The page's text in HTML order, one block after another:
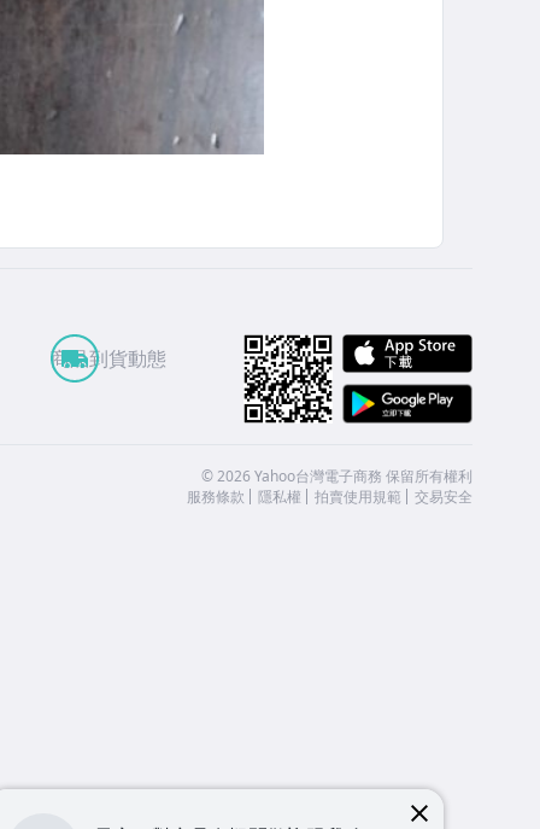
商品到貨動態
©2026 Yahoo台灣電子商務 保留所有權利
服務條款
隱私權 拍賣使用規範 交易安全